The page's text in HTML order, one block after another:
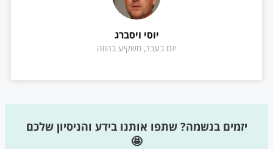
יוסי ויסברג
יזם בעבר, משקיע בהווה
יזמים בנשמה? שתפו אותנו בידע והניסיון שלכם
🤩